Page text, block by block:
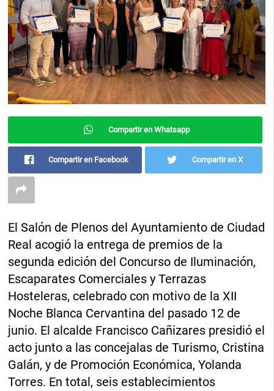
Compartir en Whatsapp
Compartir en Facebook Compartir en X
El Salón de Plenos del Ayuntamiento de Ciudad
Real acogió la entrega de premios de la
segunda edición del Concurso de Iluminación,
Escaparates Comerciales y Terrazas
Hosteleras, celebrado con motivo de la XII
Noche Blanca Cervantina del pasado 12 de
junio. El alcalde Francisco Cañizares presidió el
acto junto a las concejalas de Turismo, Cristina
Galán, y de Promoción Económica, Yolanda
Torres. En total, seis establecimientos